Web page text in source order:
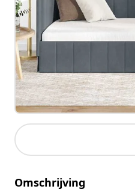
Omschrijving